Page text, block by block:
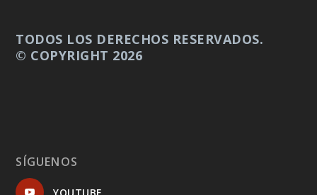
TODOS LOS DERECHOS RESERVADOS.
© COPYRIGHT 2026
SÍGUENOS